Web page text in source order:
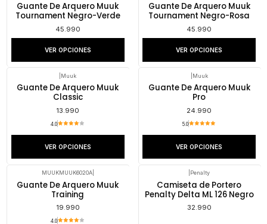
Guante De Arquero Muuk
Tournament Negro-Verde
45.990
VER OPCIONES
Guante De Arquero Muuk
Tournament Negro-Rosa
45.990
VER OPCIONES
Muuk
Guante De Arquero Muuk
Classic
13.990
4.0
VER OPCIONES
Muuk
Guante De Arquero Muuk
Pro
24.990
5.0
VER OPCIONES
MUUKMUUK6020A|
Guante De Arquero Muuk
Training
19.990
4.0
Penalty
Camiseta de Portero
Penalty Delta ML 126 Negro
32.990